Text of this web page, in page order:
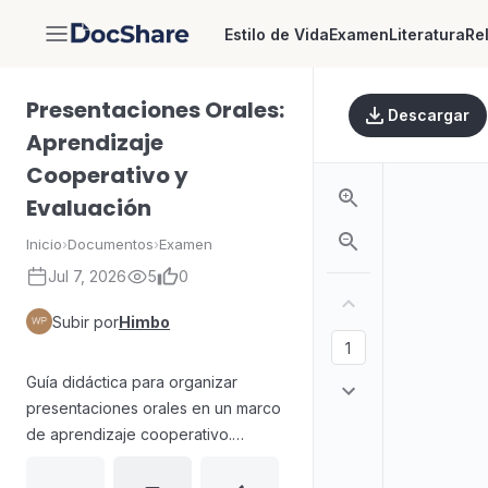
DocShare Estilo de VidaExamenLiteratura
Presentaciones Orales:
Aprendizaje
Cooperativo y
Evaluación
Inicio›Documentos›Examen
Jul 7, 2026 5 0
Subir porHimbo
Guía didáctica para organizar
presentaciones orales en un marco
de aprendizaje cooperativo.
Descargar